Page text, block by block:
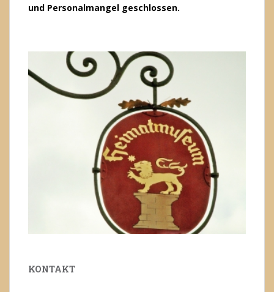
und Personalmangel geschlossen.
KONTAKT